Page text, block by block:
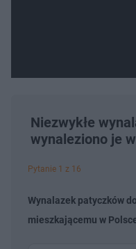
Niezwykłe
wynaleziono je
Pytanie 1 z 16
Wynalazek patyczków
mieszkającemu w